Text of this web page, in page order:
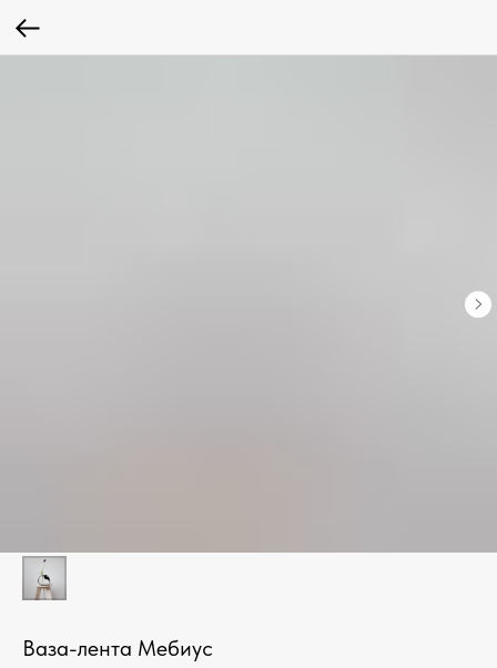
Ваза-лента Мебиус